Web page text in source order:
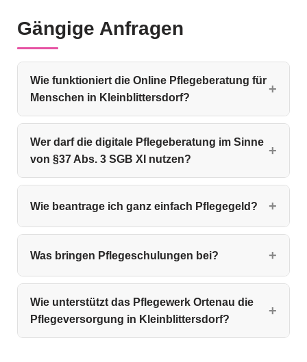
Gängige Anfragen
Wie funktioniert die Online Pflegeberatung für
Menschen in Kleinblittersdorf?
Wer darf die digitale Pflegeberatung im Sinne
von §37 Abs. 3 SGB XI nutzen?
Wie beantrage ich ganz einfach Pflegegeld?
Was bringen Pflegeschulungen bei?
Wie unterstützt das Pflegewerk Ortenau die
Pflegeversorgung in Kleinblittersdorf?